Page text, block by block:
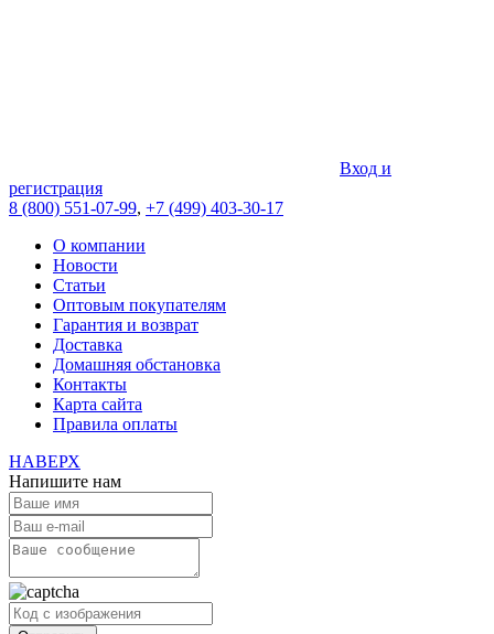
Вход и
регистрация
8 (800) 551-07-99, +7 (499) 403-30-17
О компании
Новости
Статьи
Оптовым покупателям
Гарантия и возврат
Доставка
Домашняя обстановка
Контакты
Карта сайта
Правила оплаты
НАВЕРХ
Напишите нам